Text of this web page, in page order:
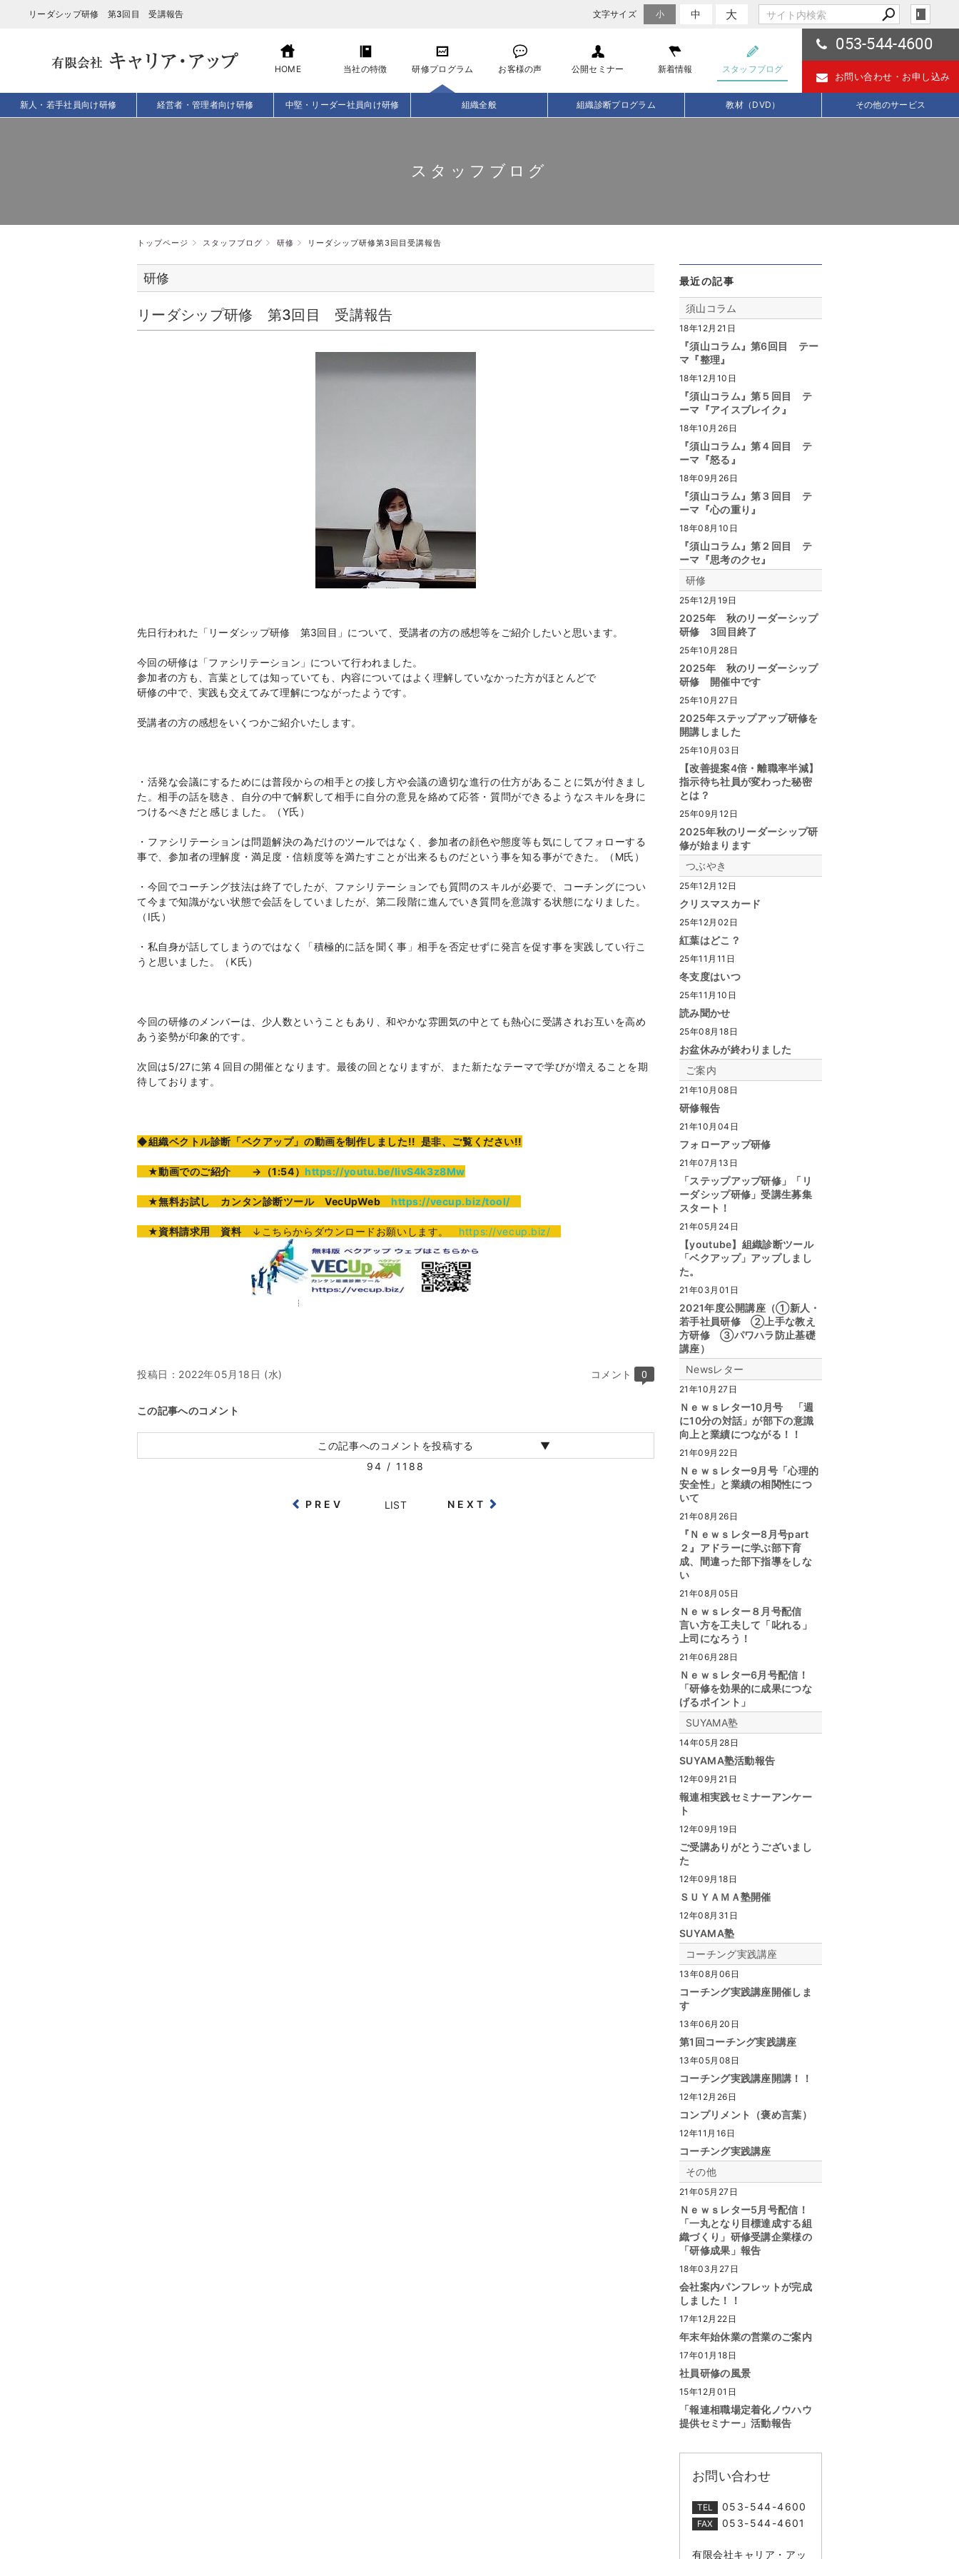
リーダシップ研修 第3回目 受講報告 文字サイズ 小 中 大
HOME 当社の特徴 研修プログラム お客様の声 公開セミナー 新着情報 スタッフブログ
053-544-4600
お問い合わせ・ お申し込み
新人・若手社員向け研修 経営者・管理者向け研修 中堅・リーダー社員向け研修 組織全般 組織診断プログラム 教材（DVD） その他のサービス
スタッフブログ
トップページ スタッフブログ 研修 リーダシップ研修第3回目受講報告
研修
リーダシップ研修 第3回目 受講報告
先日行われた「リーダシップ研修 第3回目」について、受講者の方の感想等をご紹介したいと思います。
今回の研修は「ファシリテーション」について行われました。
参加者の方も、言葉としては知っていても、内容についてはよく理解していなかった方がほとんどで
研修の中で、実践も交えてみて理解につながったようです。
受講者の方の感想をいくつかご紹介いたします。
・活発な会議にするためには普段からの相手との接し方や会議の適切な進行の仕方があることに気が付きまし
た。相手の話を聴き、自分の中で解釈して相手に自分の意見を絡めて応答・質問ができるようなスキルを身に
つけるべきだと感じました。（Y氏）
・ファシリテーションは問題解決の為だけのツールではなく、参加者の顔色や態度等も気にしてフォローする
事で、参加者の理解度・満足度・信頼度等を満たすことが出来るものだという事を知る事ができた。（M氏）
・今回でコーチング技法は終了でしたが、ファシリテーションでも質問のスキルが必要で、コーチングについ
て今まで知識がない状態で会話をしていましたが、第二段階に進んでいき質問を意識する状態になりました。
（I氏）
・私自身が話してしまうのではなく「積極的に話を聞く事」相手を否定せずに発言を促す事を実践してい行こ
うと思いました。（K氏）
今回の研修のメンバーは、少人数ということもあり、和やかな雰囲気の中とても熱心に受講されお互いを高め
あう姿勢が印象的です。
次回は5/27に第４回目の開催となります。最後の回となりますが、また新たなテーマで学びが増えることを期
待しております。
◆組織ベクトル診断「ベクアップ」の動画を制作しました!! 是非、ご覧ください!!
★動画でのご紹介 →（1:54）https://youtu.be/IivS4k3z8Mw
★無料お試し カンタン診断ツール VecUpWebhttps://vecup.biz/tool/
★資料請求用 資料↓こちらからダウンロードお願いします。 https://vecup.biz/
投稿日： 2022年05月18日 (水) コメント 0
この記事へのコメント
この記事へのコメントを投稿する
94 / 1188
PREV LIST NEXT
最近の記事
須山コラム
18年12月21日
『須山コラム』第6回目 テー
マ『整理』
18年12月10日
『須山コラム』第５回目 テ
ーマ『アイスブレイク』
18年10月26日
『須山コラム』第４回目 テ
ーマ『怒る』
18年09月26日
『須山コラム』第３回目 テ
ーマ『心の重り』
18年08月10日
『須山コラム』第２回目 テ
ーマ『思考のクセ』
研修
25年12月19日
2025年 秋のリーダーシップ
研修 3回目終了
25年10月28日
2025年 秋のリーダーシップ
研修 開催中です
25年10月27日
2025年ステップアップ研修を
開講しました
25年10月03日
【改善提案4倍・離職率半減】
指示待ち社員が変わった秘密
とは？
25年09月12日
2025年秋のリーダーシップ研
修が始まります
つぶやき
25年12月12日
クリスマスカード
25年12月02日
紅葉はどこ？
25年11月11日
冬支度はいつ
25年11月10日
読み聞かせ
25年08月18日
お盆休みが終わりました
ご案内
21年10月08日
研修報告
21年10月04日
フォローアップ研修
21年07月13日
「ステップアップ研修」「リ
ーダシップ研修」受講生募集
スタート！
21年05月24日
【youtube】組織診断ツール
「ベクアップ」アップしまし
た。
21年03月01日
2021年度公開講座（①新人・
若手社員研修 ②上手な教え
方研修 ③パワハラ防止基礎
講座）
Newsレター
21年10月27日
Ｎｅｗｓレター10月号 「週
に10分の対話」が部下の意識
向上と業績につながる！！
21年09月22日
Ｎｅｗｓレター9月号「心理的
安全性」と業績の相関性につ
いて
21年08月26日
『Ｎｅｗｓレター8月号part
２』アドラーに学ぶ部下育
成、間違った部下指導をしな
い
21年08月05日
Ｎｅｗｓレター８月号配信
言い方を工夫して「叱れる」
上司になろう！
21年06月28日
Ｎｅｗｓレター6月号配信！
「研修を効果的に成果につな
げるポイント」
SUYAMA塾
14年05月28日
SUYAMA塾活動報告
12年09月21日
報連相実践セミナーアンケー
ト
12年09月19日
ご受講ありがとうございまし
た
12年09月18日
ＳＵＹＡＭＡ塾開催
12年08月31日
SUYAMA塾
コーチング実践講座
13年08月06日
コーチング実践講座開催しま
す
13年06月20日
第1回コーチング実践講座
13年05月08日
コーチング実践講座開講！！
12年12月26日
コンプリメント（褒め言葉）
12年11月16日
コーチング実践講座
その他
21年05月27日
Ｎｅｗｓレター5月号配信！
「一丸となり目標達成する組
織づくり」研修受講企業様の
「研修成果」報告
18年03月27日
会社案内パンフレットが完成
しました！！
17年12月22日
年末年始休業の営業のご案内
17年01月18日
社員研修の風景
15年12月01日
「報連相職場定着化ノウハウ
提供セミナー」活動報告
お問い合わせ
TEL 053-544-4600
FAX 053-544-4601
有限会社キャリア・アッ